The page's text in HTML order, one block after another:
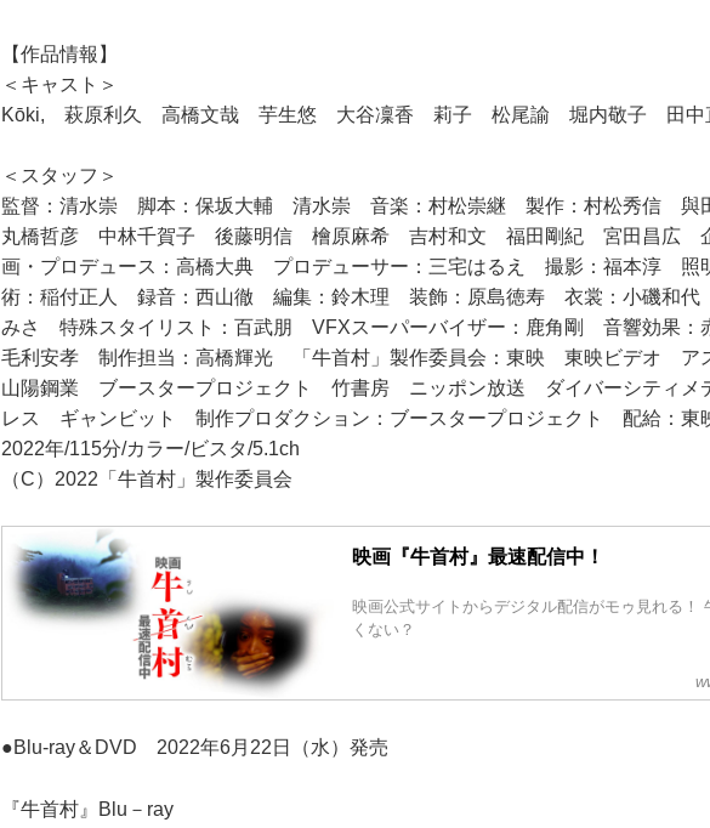
【作品情報】
＜キャスト＞
Kōki, 萩原利久 高橋文哉 芋生悠 大谷凜香 莉子 松尾諭 堀内敬子 田中
＜スタッフ＞
監督：清水崇 脚本：保坂大輔 清水崇 音楽：村松崇継 製作：村松秀信
丸橋哲彦 中林千賀子 後藤明信 檜原麻希 吉村和文 福田剛紀 宮田昌広
画・プロデュース：高橋大典 プロデューサー：三宅はるえ 撮影：福本淳
術：稲付正人 録音：西山徹 編集：鈴木理 装飾：原島徳寿 衣裳：小磯和代
みさ 特殊スタイリスト：百武朋 VFXスーパーバイザー：鹿角剛 音響効果：
毛利安孝 制作担当：高橋輝光 「牛首村」製作委員会：東映 東映ビデオ ア
山陽鋼業 ブースタープロジェクト 竹書房 ニッポン放送 ダイバーシティメ
レス ギャンビット 制作プロダクション：ブースタープロジェクト 配給：東
2022年/115分/カラー/ビスタ/5.1ch
（C）2022「牛首村」製作委員会
映画『牛首村』最速配信中！
映画公式サイトからデジタル配信がモゥ見れる！
くない？
●Blu-ray＆DVD 2022年6月22日（水）発売
『牛首村』Blu－ray